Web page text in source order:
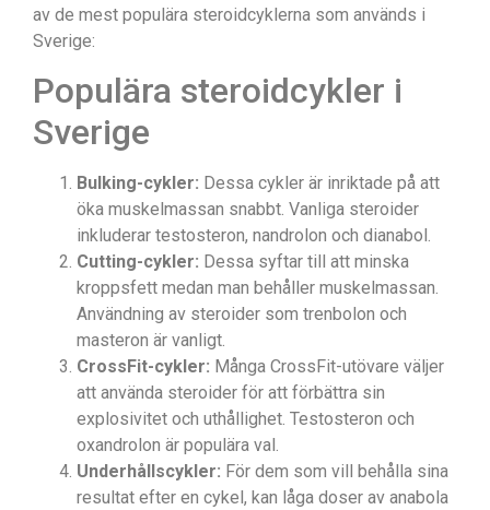
av de mest populära steroidcyklerna som används i
Sverige:
Populära steroidcykler i
Sverige
Bulking-cykler: Dessa cykler är inriktade på att
öka muskelmassan snabbt. Vanliga steroider
inkluderar testosteron, nandrolon och dianabol.
Cutting-cykler: Dessa syftar till att minska
kroppsfett medan man behåller muskelmassan.
Användning av steroider som trenbolon och
masteron är vanligt.
CrossFit-cykler: Många CrossFit-utövare väljer
att använda steroider för att förbättra sin
explosivitet och uthållighet. Testosteron och
oxandrolon är populära val.
Underhållscykler: För dem som vill behålla sina
resultat efter en cykel, kan låga doser av anabola